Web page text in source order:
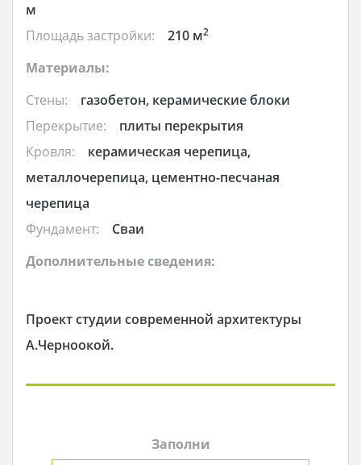
м
Площадь застройки:
210 м2
Материалы:
Стены:
газобетон, керамические блоки
Перекрытие:
плиты перекрытия
Кровля:
керамическая черепица,
металлочерепица, цементно-песчаная
черепица
Фундамент:
Cваи
Дополнительные сведения:
Проект студии современной архитектуры
А.Черноокой.
Заполни